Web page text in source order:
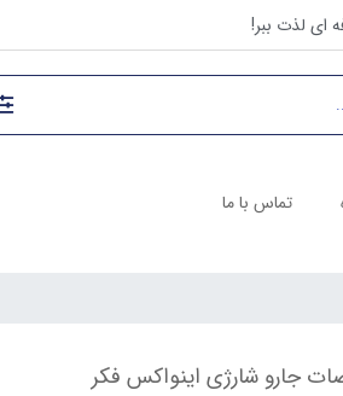
ای لذت ببر!
تماس با ما
جارو شارژی اینواکس فکر